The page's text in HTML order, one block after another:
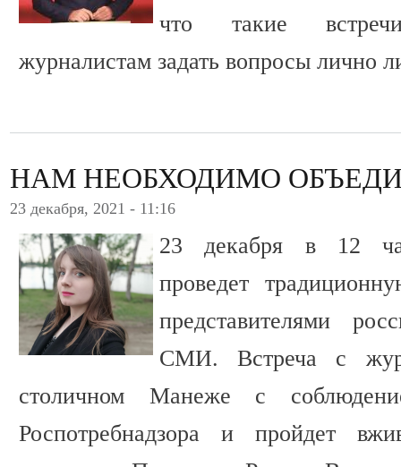
что такие
журналистам задать вопросы лично
НАМ НЕОБХОДИМО
23 декабря, 2021 - 11:16
23 декабря в 12
проведет
представителями
СМИ. Встреча с
столичном Манеже с
Роспотребнадзора и пройдет